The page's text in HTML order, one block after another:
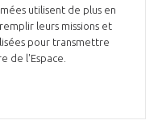
utilisent de plus en
leurs missions et
pour transmettre
de l'Espace.